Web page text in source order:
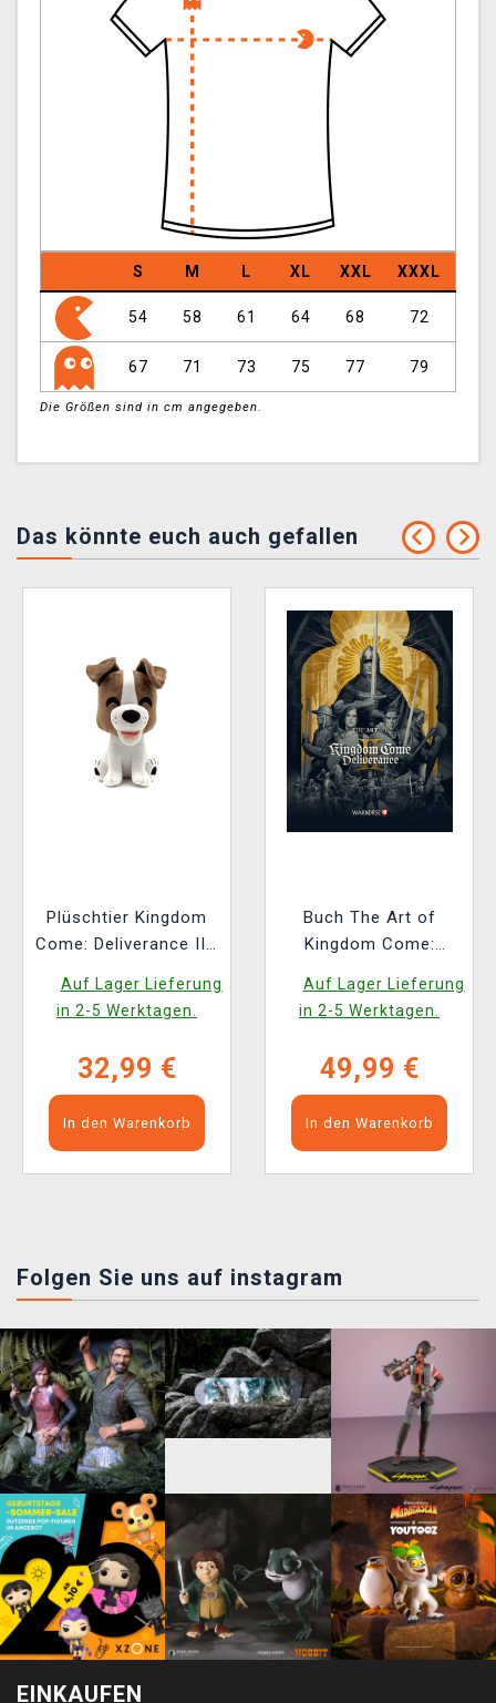
S M L XL XXL XXXL
54 58 61 64 68 72
67 71 73 75 77 79
Die Größen sind in cm angegeben.
Das könnte euch auch gefallen
Plüschtier Kingdom
Come: Deliverance II -
Auf Lager Lieferung
in 2-5 Werktagen.
32,99 €
In den Warenkorb
Buch The Art of
Kingdom Come:
Auf Lager Lieferung
in 2-5 Werktagen.
49,99 €
In den Warenkorb
Folgen Sie uns auf instagram
EINKAUFEN